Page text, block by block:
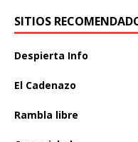
SITIOS
Despierta Info
El Cadenazo
Rambla libre